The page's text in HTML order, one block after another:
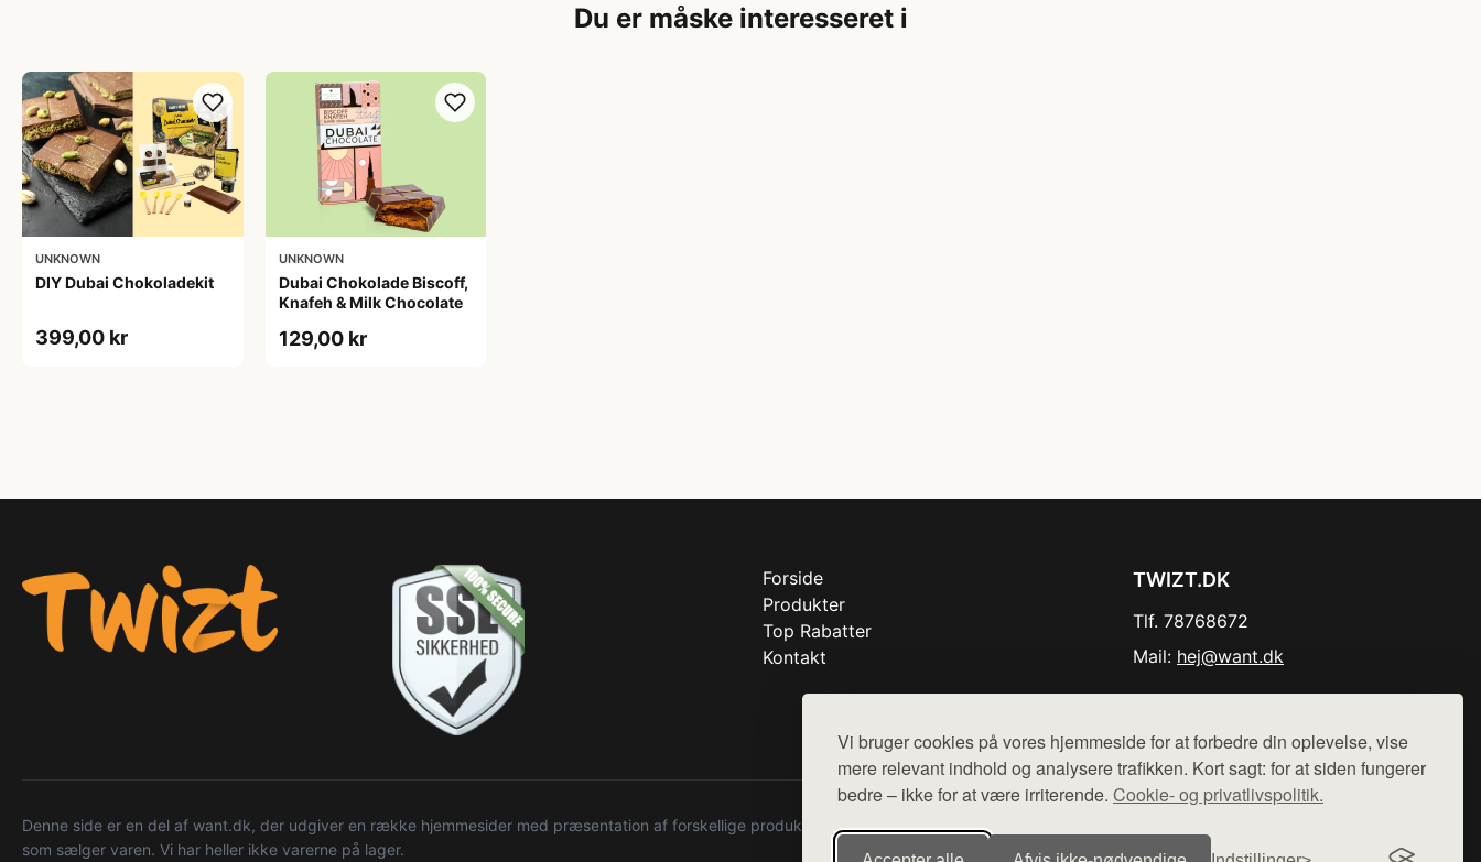
Vi bruger cookies på vores hjemmeside for at forbedre din oplevelse, vise
mere relevant indhold og analysere trafikken. Kort sagt: for at siden fungerer
bedre – ikke for at være irriterende. Cookie- og privatlivspolitik.
Du er måske interesseret i
UNKNOWN
DIY Dubai Chokoladekit
399,00 kr
UNKNOWN
Dubai Chokolade Biscoff,
Knafeh & Milk Chocolate
129,00 kr
Forside
Produkter
Top Rabatter
Kontakt
TWIZT.DK
Tlf. 78768672
Mail: hej@want.dk
Denne side er en del af want.dk, der udgiver en række hjemmesider med præsentation af forskellige produkter fra diverse webshops. Der sælges ikke varer fra denne side - vi henviser til de shops,
som sælger varen. Vi har heller ikke varerne på lager.